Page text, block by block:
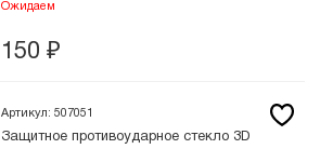
Ожидаем
150 ₽
Артикул: 507051
Защитное противоударное стекло 3D